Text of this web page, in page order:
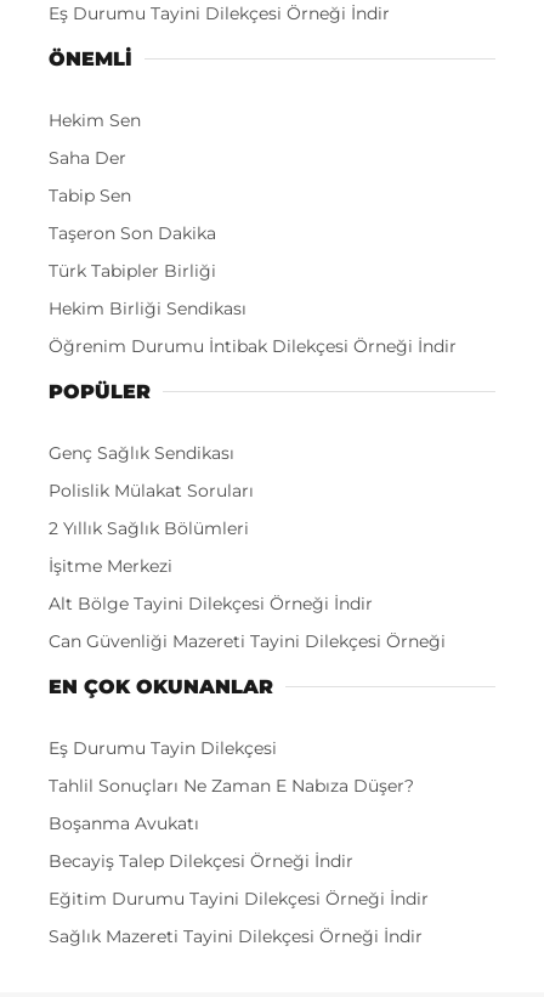
Eş Durumu Tayini Dilekçesi Örneği İndir
ÖNEMLI
Hekim Sen
Saha Der
Tabip Sen
Taşeron Son Dakika
Türk Tabipler Birliği
Hekim Birliği Sendikası
Öğrenim Durumu İntibak Dilekçesi Örneği İndir
POPÜLER
Genç Sağlık Sendikası
Polislik Mülakat Soruları
2 Yıllık Sağlık Bölümleri
İşitme Merkezi
Alt Bölge Tayini Dilekçesi Örneği İndir
Can Güvenliği Mazereti Tayini Dilekçesi Örneği
EN ÇOK OKUNANLAR
Eş Durumu Tayin Dilekçesi
Tahlil Sonuçları Ne Zaman E Nabıza Düşer?
Boşanma Avukatı
Becayiş Talep Dilekçesi Örneği İndir
Eğitim Durumu Tayini Dilekçesi Örneği İndir
Sağlık Mazereti Tayini Dilekçesi Örneği İndir